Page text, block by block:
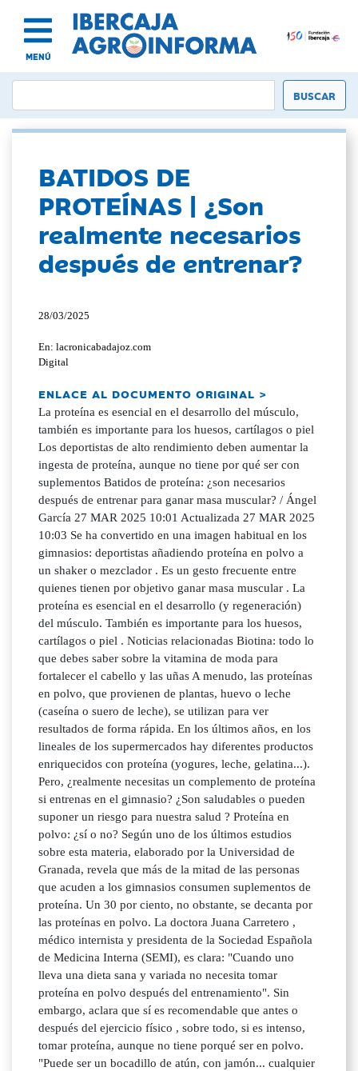
MENÚ
BATIDOS DE
PROTEÍNAS | ¿Son
realmente necesarios
después de entrenar?
28/03/2025
En: lacronicabadajoz.com
Digital
ENLACE AL DOCUMENTO ORIGINAL >
La proteína es esencial en el desarrollo del músculo,
también es importante para los huesos, cartílagos o piel
Los deportistas de alto rendimiento deben aumentar la
ingesta de proteína, aunque no tiene por qué ser con
suplementos Batidos de proteína: ¿son necesarios
después de entrenar para ganar masa muscular? / Ángel
García 27 MAR 2025 10:01 Actualizada 27 MAR 2025
10:03 Se ha convertido en una imagen habitual en los
gimnasios: deportistas añadiendo proteína en polvo a
un shaker o mezclador . Es un gesto frecuente entre
quienes tienen por objetivo ganar masa muscular . La
proteína es esencial en el desarrollo (y regeneración)
del músculo. También es importante para los huesos,
cartílagos o piel . Noticias relacionadas Biotina: todo lo
que debes saber sobre la vitamina de moda para
fortalecer el cabello y las uñas A menudo, las proteínas
en polvo, que provienen de plantas, huevo o leche
(caseína o suero de leche), se utilizan para ver
resultados de forma rápida. En los últimos años, en los
lineales de los supermercados hay diferentes productos
enriquecidos con proteína (yogures, leche, gelatina...).
Pero, ¿realmente necesitas un complemento de proteína
si entrenas en el gimnasio? ¿Son saludables o pueden
suponer un riesgo para nuestra salud ? Proteína en
polvo: ¿sí o no? Según uno de los últimos estudios
sobre esta materia, elaborado por la Universidad de
Granada, revela que más de la mitad de las personas
que acuden a los gimnasios consumen suplementos de
proteína. Un 30 por ciento, no obstante, se decanta por
las proteínas en polvo. La doctora Juana Carretero ,
médico internista y presidenta de la Sociedad Española
de Medicina Interna (SEMI), es clara: "Cuando uno
lleva una dieta sana y variada no necesita tomar
proteína en polvo después del entrenamiento". Sin
embargo, aclara que sí es recomendable que antes o
después del ejercicio físico , sobre todo, si es intenso,
tomar proteína, aunque no tiene porqué ser en polvo.
"Puede ser un bocadillo de atún, con jamón... cualquier